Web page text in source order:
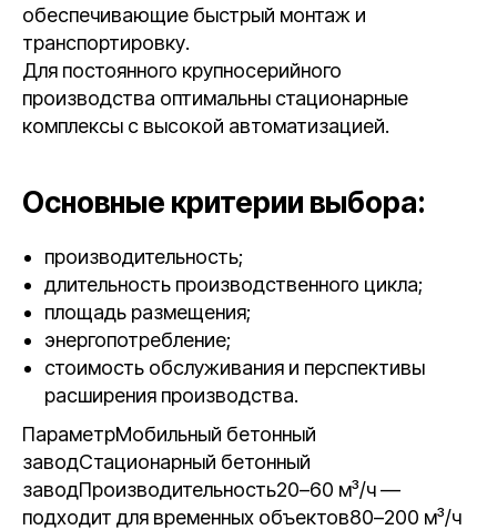
обеспечивающие быстрый монтаж и
транспортировку.
Для постоянного крупносерийного
производства оптимальны стационарные
комплексы с высокой автоматизацией.
Основные критерии выбора:
производительность;
длительность производственного цикла;
площадь размещения;
энергопотребление;
стоимость обслуживания и перспективы
расширения производства.
ПараметрМобильный бетонный
заводСтационарный бетонный
заводПроизводительность20–60 м³/ч —
подходит для временных объектов80–200 м³/ч